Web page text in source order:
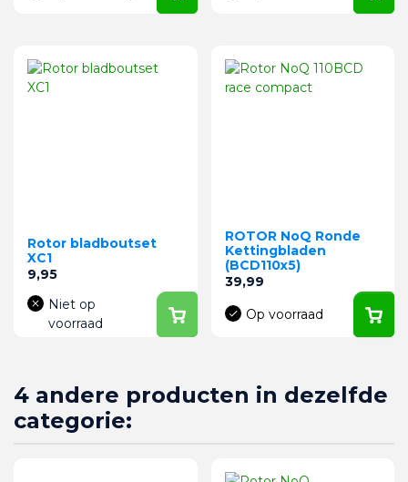
Rotor bladboutset
XC1
Prijs
9,95
Niet op
voorraad
ROTOR NoQ Ronde
Kettingbladen
(BCD110x5)
Prijs
39,99
Op voorraad
4 andere producten in dezelfde
categorie: